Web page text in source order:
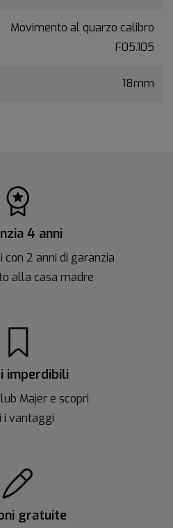
Movimento al quarzo calibro
F05.105
18mm
4 anni
2 anni di garanzia
alla casa madre
imperdibili
Majer e scopri
i vantaggi
gratuite